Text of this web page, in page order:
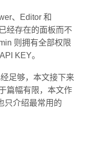
、Editor 和
经存在的面板而不
则拥有全部权限
KEY。
足够，本文接下来
篇幅有限，本文作
只介绍最常用的